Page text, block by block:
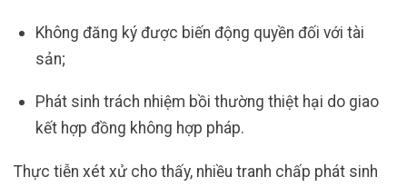
Không đăng ký được biến động quyền đối với tài
sản;
Phát sinh trách nhiệm bồi thường thiệt hại do giao
kết hợp đồng không hợp pháp.
Thực tiễn xét xử cho thấy, nhiều tranh chấp phát sinh